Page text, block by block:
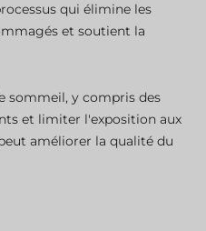
qui élimine les
et soutient la
sommeil, y compris des
et limiter l'exposition aux
améliorer la qualité du